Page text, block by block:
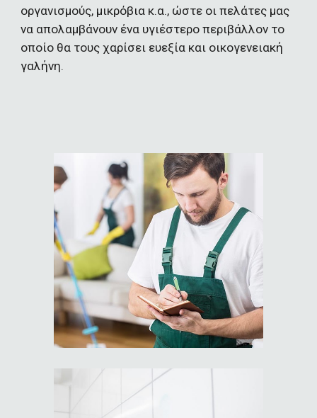
οργανισμούς, μικρόβια κ.α., ώστε οι πελάτες μας
να απολαμβάνουν ένα υγιέστερο περιβάλλον το
οποίο θα τους χαρίσει ευεξία και οικογενειακή
γαλήνη.